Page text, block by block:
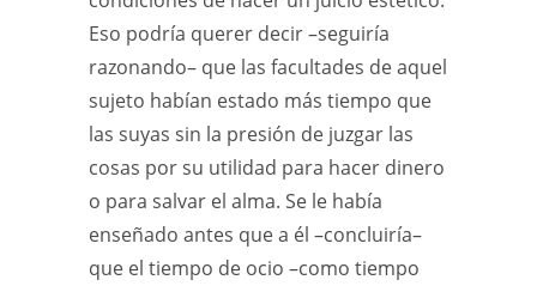
Eso podría querer decir –seguiría
razonando– que las facultades de aquel
sujeto habían estado más tiempo que
las suyas sin la presión de juzgar las
cosas por su utilidad para hacer dinero
o para salvar el alma. Se le había
enseñado antes que a él –concluiría–
que el tiempo de ocio –como tiempo